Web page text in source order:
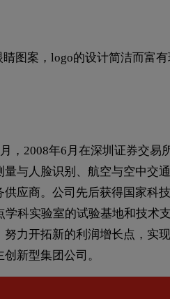
图案，logo的设计简洁而富
，2008年6月在深圳证券交易
与人脸识别、航空与空中交
应商。公司先后获得国家科
科实验室的试验基地和技术支
力开拓新的利润增长点，实
新型集团公司。